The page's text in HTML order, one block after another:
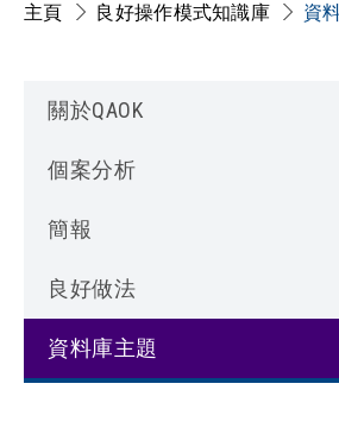
主頁 良好操作模式知識庫 資
關於QAOK
個案分析
簡報
良好做法
資料庫主題